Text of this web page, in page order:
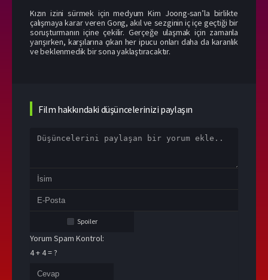
Kızın izini sürmek için medyum Kim Joong-san’la birlikte
çalışmaya karar veren Gong, akıl ve sezginin iç içe geçtiği bir
soruşturmanın içine çekilir. Gerçeğe ulaşmak için zamanla
yarışırken, karşılarına çıkan her ipucu onları daha da karanlık
ve beklenmedik bir sona yaklaştıracaktır.
Film hakkındaki düşüncelerinizi paylaşın
Spoiler
Yorum Spam Kontrol:
4 + 4 = ?